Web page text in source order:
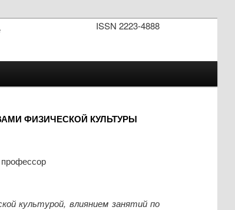
ISSN 2223-4888
ФИЗИЧЕСКОЙ КУЛЬТУРЫ
профессор
культурой, влиянием занятий по